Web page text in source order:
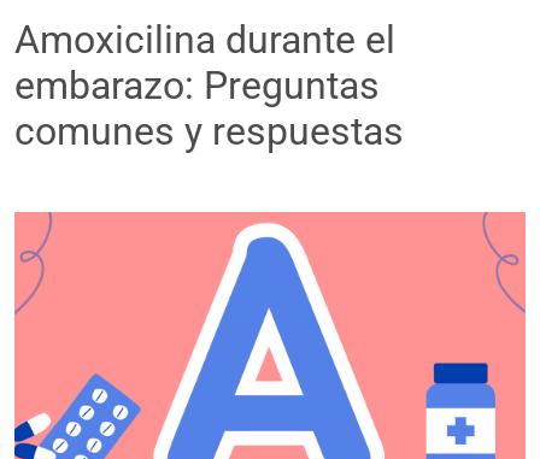
Amoxicilina durante el
embarazo: Preguntas
comunes y respuestas